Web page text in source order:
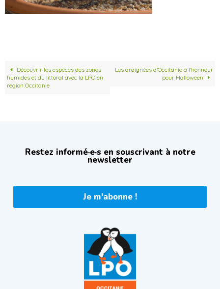
Découvrir les espèces des zones
humides et du littoral avec la LPO en
région Occitanie
Les araignées d’Occitanie à l’honneur
pour Halloween
Restez informé·e·s en souscrivant à notre
newsletter
Je m'abonne !